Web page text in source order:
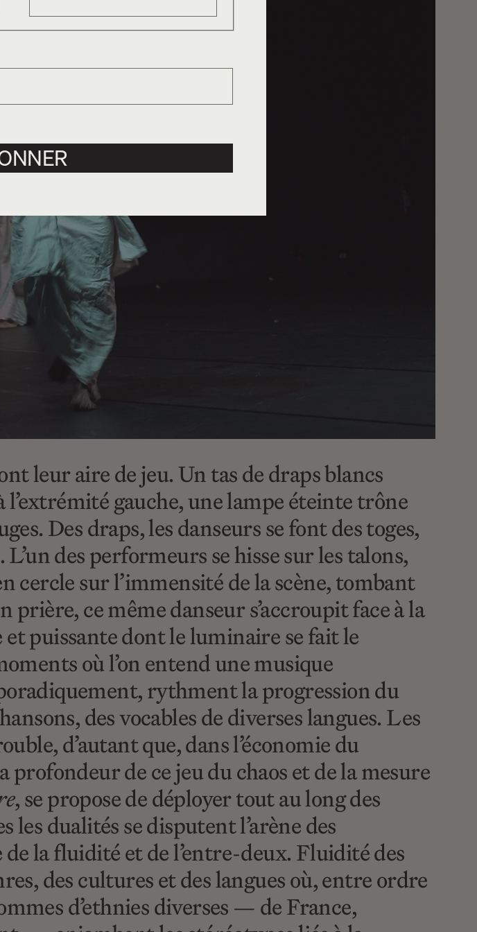
leur aire de jeu. Un tas de draps blancs
gauche, une lampe éteinte trône
Des draps, les danseurs se font des toges,
des performeurs se hisse sur les talons,
sur l’immensité de la scène, tombant
ce même danseur s’accroupit face à la
puissante dont le luminaire se fait le
où l’on entend une musique
rythment la progression du
des vocables de diverses langues. Les
d’autant que, dans l’économie du
profondeur de ce jeu du chaos et de la mesure
, se propose de déployer tout au long des
dualités se disputent l’arène des
la fluidité et de l’entre-deux. Fluidité des
des cultures et des langues où, entre ordre
d’ethnies diverses — de France,